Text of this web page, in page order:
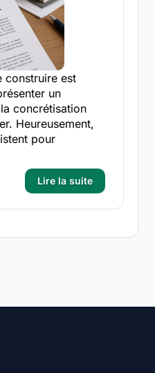
construire est
un
concrétisation
Heureusement,
pour
Lire la suite